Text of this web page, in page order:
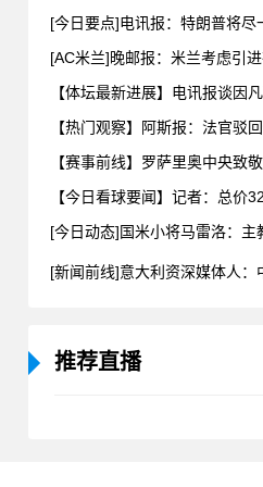
推荐直播